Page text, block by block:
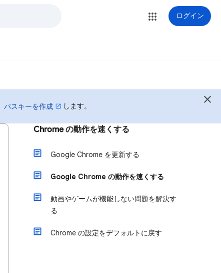
ログイン
パスキーを作成 します。
Chrome の動作を速くする
Google Chrome を更新する
Google Chrome の動作を速くする
動画やゲームが機能しない問題を解決す
る
Chrome の設定をデフォルトに戻す